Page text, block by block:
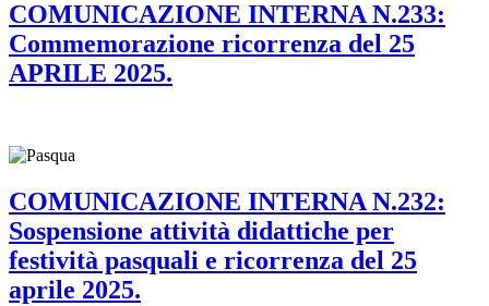
COMUNICAZIONE INTERNA N.233:
Commemorazione ricorrenza del 25
APRILE 2025.
COMUNICAZIONE INTERNA N.232:
Sospensione attività didattiche per
festività pasquali e ricorrenza del 25
aprile 2025.